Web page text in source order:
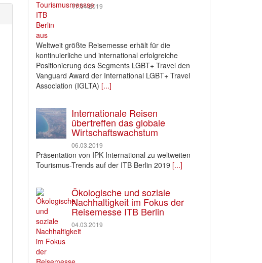
17.04.2019
Weltweit größte Reisemesse erhält für die
kontinuierliche und international erfolgreiche
Positionierung des Segments LGBT+ Travel den
Vanguard Award der International LGBT+ Travel
Association (IGLTA) [...]
Internationale Reisen
übertreffen das globale
Wirtschaftswachstum
06.03.2019
Präsentation von IPK International zu weltweiten
Tourismus-Trends auf der ITB Berlin 2019 [...]
Ökologische und soziale
Nachhaltigkeit im Fokus der
Reisemesse ITB Berlin
04.03.2019